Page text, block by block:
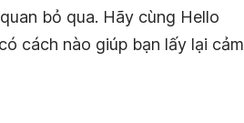
bỏ qua. Hãy cùng Hello
cách nào giúp bạn lấy lại cảm